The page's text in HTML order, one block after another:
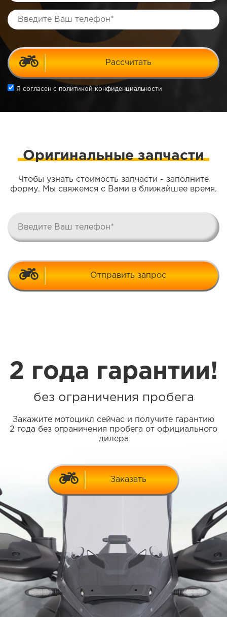
Рассчитать
Я согласен с политикой конфиденциальности
Оригинальные запчасти
Чтобы узнать стоимость запчасти - заполните
форму. Мы свяжемся с Вами в ближайшее время.
Отправить запрос
2 года гарантии!
без ограничения пробега
Закажите мотоцикл сейчас и получите гарантию
2 года без ограничения пробега от официального
дилера
Заказать